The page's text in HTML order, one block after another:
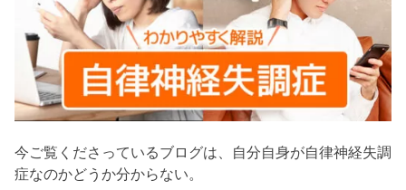
今ご覧くださっているブログは、自分自身が自律神経失調
症なのかどうか分からない。